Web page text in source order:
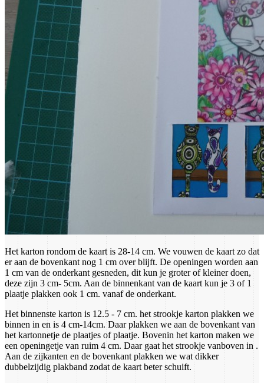
Het karton rondom de kaart is 28-14 cm. We vouwen de kaart zo dat
er aan de bovenkant nog 1 cm over blijft. De openingen worden aan
1 cm van de onderkant gesneden, dit kun je groter of kleiner doen,
deze zijn 3 cm- 5cm. Aan de binnenkant van de kaart kun je 3 of 1
plaatje plakken ook 1 cm. vanaf de onderkant.
Het binnenste karton is 12.5 - 7 cm. het strookje karton plakken we
binnen in en is 4 cm-14cm. Daar plakken we aan de bovenkant van
het kartonnetje de plaatjes of plaatje. Bovenin het karton maken we
een openingetje van ruim 4 cm. Daar gaat het strookje vanboven in .
Aan de zijkanten en de bovenkant plakken we wat dikker
dubbelzijdig plakband zodat de kaart beter schuift.